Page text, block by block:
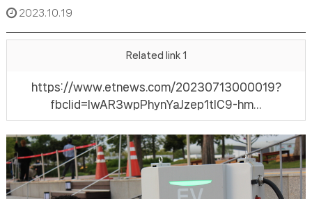
2023.10.19
Related link 1
https://www.etnews.com/20230713000019?
fbclid=IwAR3wpPhynYaJzep1tIC9-hm…